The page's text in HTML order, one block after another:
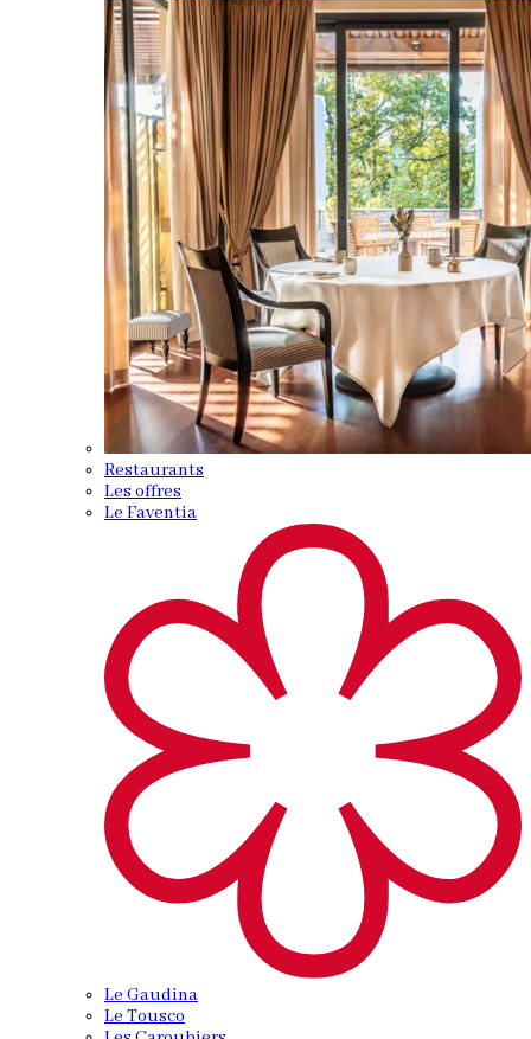
Restaurants
Les offres
Le Faventia
Le Gaudina
Le Tousco